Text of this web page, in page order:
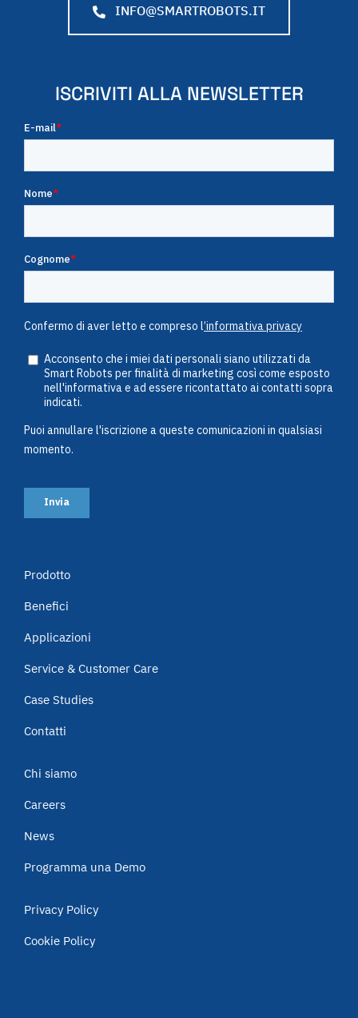
INFO@SMARTROBOTS.IT
ISCRIVITI ALLA NEWSLETTER
Prodotto
Benefici
Applicazioni
Service & Customer Care
Case Studies
Contatti
Chi siamo
Careers
News
Programma una Demo
Privacy Policy
Cookie Policy